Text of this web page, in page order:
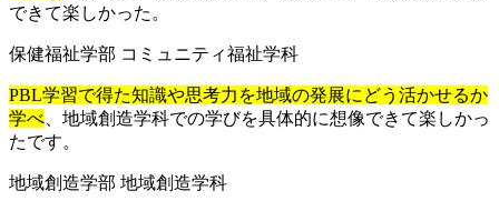
できて楽しかった。
保健福祉学部 コミュニティ福祉学科
PBL学習で得た知識や思考力を地域の発展にどう活かせるか
学べ 、地域創造学科での学びを具体的に想像できて楽しかっ
たです。
地域創造学部 地域創造学科